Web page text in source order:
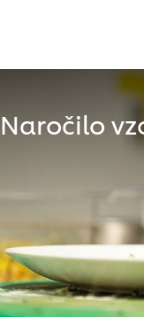
Naročilo